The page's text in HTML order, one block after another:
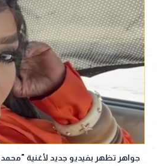
جواهر تظهر بفيديو جديد لأغنية